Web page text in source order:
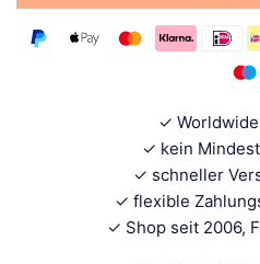
✓
✓ kein
✓ schneller
✓ flexible
✓ Shop seit 2006,